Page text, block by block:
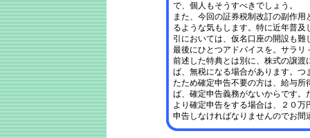
で、個人もそうすべきでしょう。
また、今回の証券税制改訂の副作
るような気もします。特に近年普
引においては、仮名口座の開設も難
最後にひとつアドバイスを。サラ
前述した特典とは別に、株式の譲
ば、無税になる場合があります。
たため確定申告不要の方は、給与
ば、確定申告義務がないからです
より確定申告をする場合は、２０
申告しなければなりませんのでお間